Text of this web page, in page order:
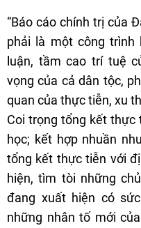
“Báo cáo chính trị của
phải là một công
luận, tầm cao trí tuệ
vọng của cả dân tộc,
quan của thực tiễn, xu
Coi trọng tổng kết thực
học; kết hợp nhuần
tổng kết thực tiễn với
hiện, tìm tòi những
đang xuất hiện có
những nhân tố mới